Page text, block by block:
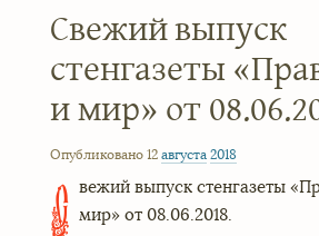
Свежий выпуск
стенгазеты
и мир» от
Опубликовано 12 августа 2018
вежий выпуск стенгазеты
мир» от 08.06.2018.